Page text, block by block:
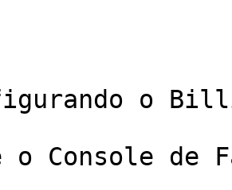
o
o Console de